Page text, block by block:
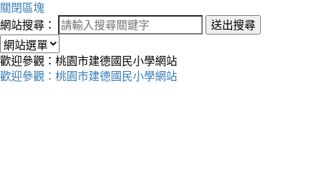
關閉區塊
網站搜尋：
送出搜尋
歡迎參觀：桃園市建德國民小學網站
歡迎參觀：桃園市建德國民小學網站